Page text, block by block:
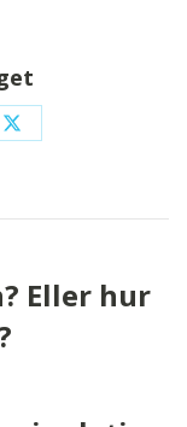
Share
X
Eller hur